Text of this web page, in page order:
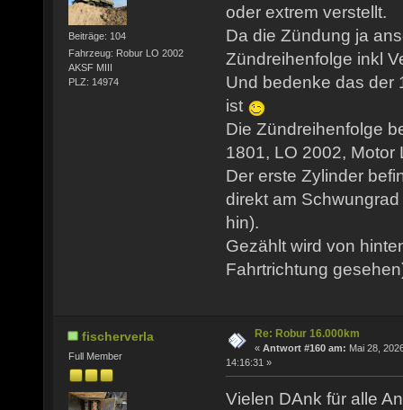
Beiträge: 104
Fahrzeug: Robur LO 2002
AKSF MIII
PLZ: 14974
oder extrem verstellt.
Da die Zündung ja
Zündreihenfolge inkl
Und bedenke das der
ist
Die Zündreihenfolge
1801, LO 2002, Motor
Der erste Zylinder
direkt am
hin).
Gezählt wird von
Fahrtrichtung
fischerverla
Full Member
Re: Robur 16.000km
« Antwort #160 am: Mai 28,
14:16:31 »
Vielen DAnk für alle